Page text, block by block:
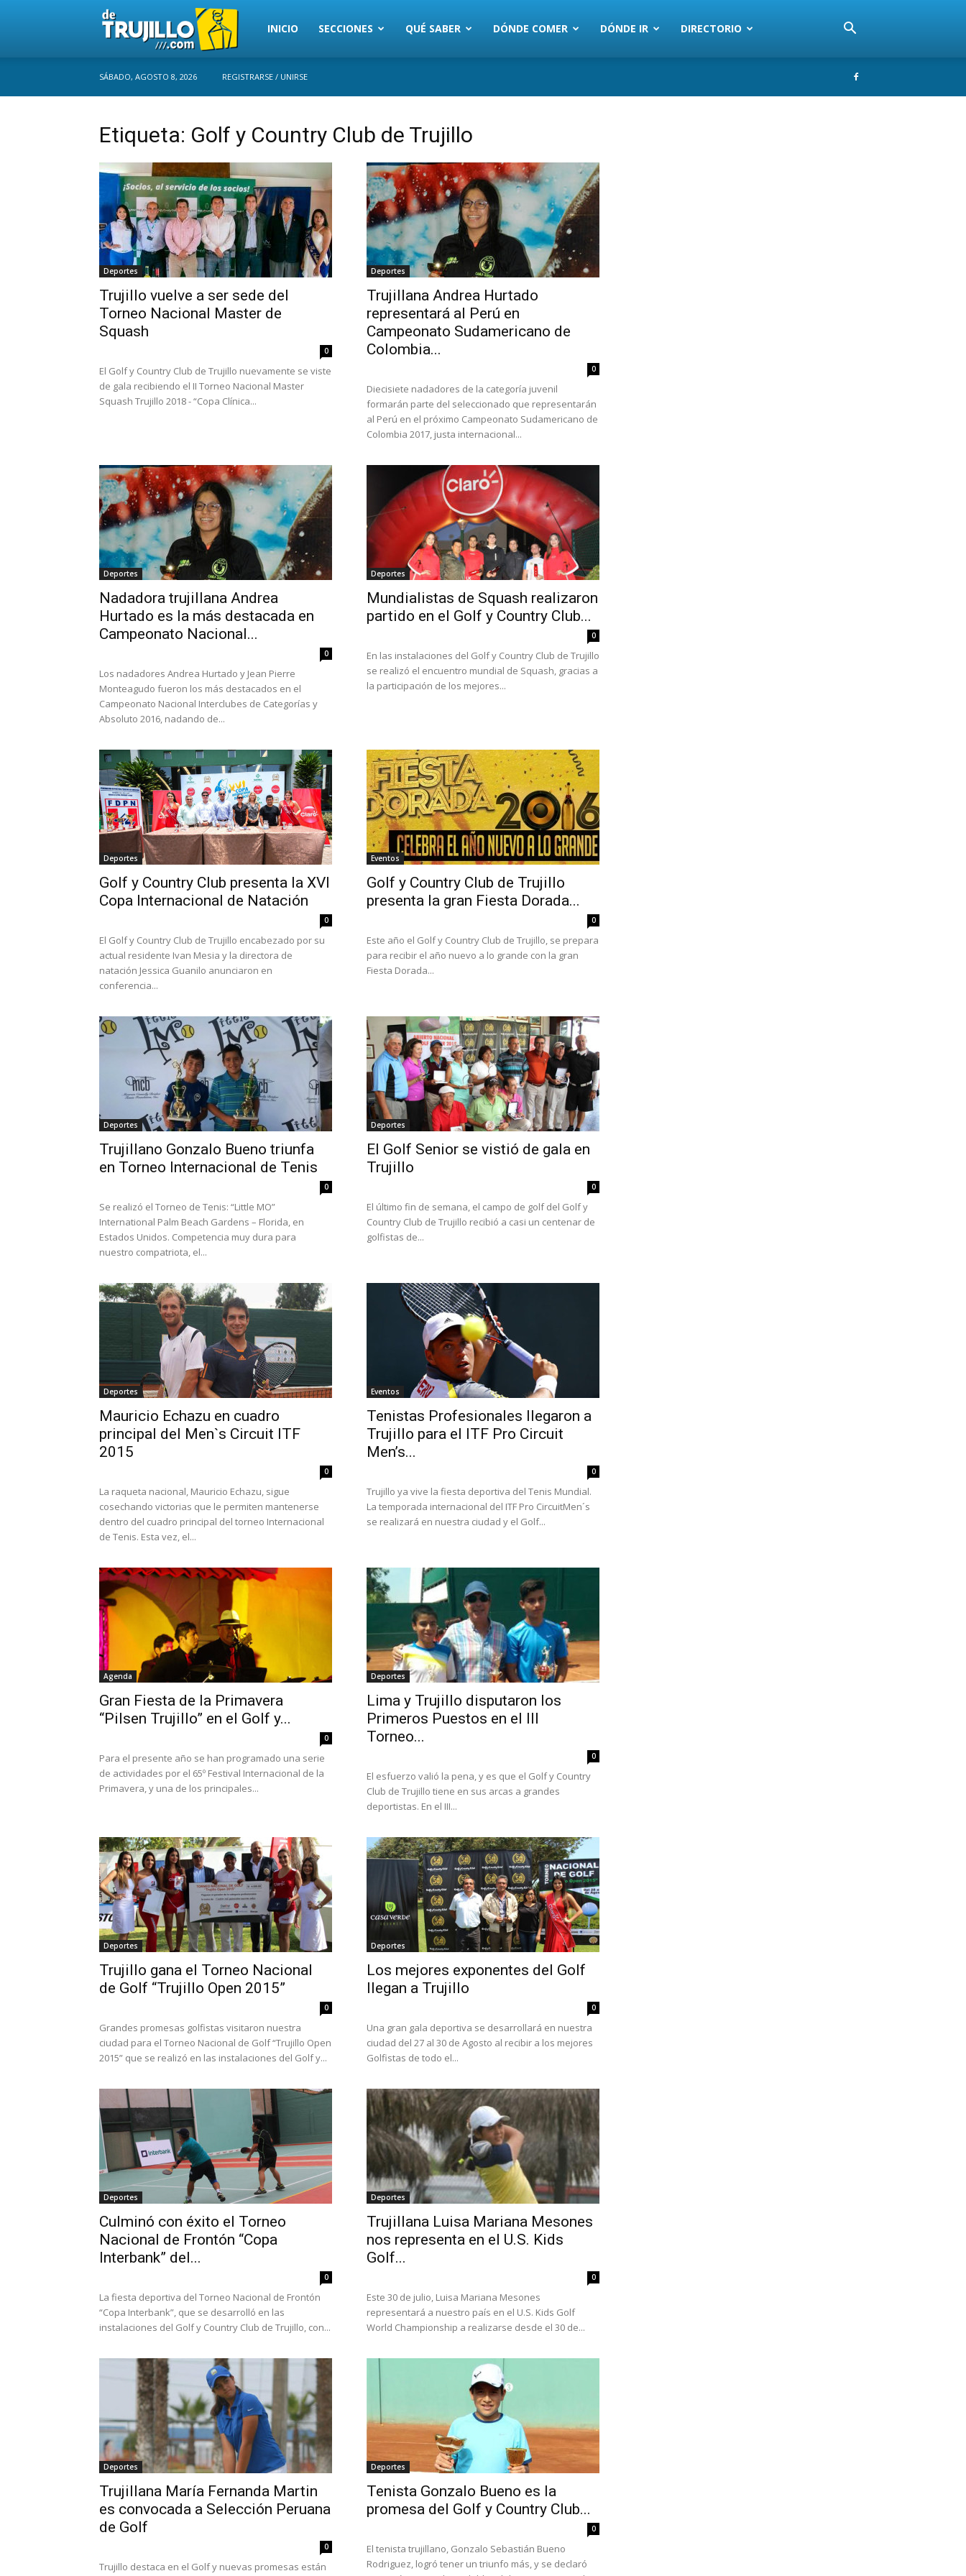
Trujillo
INICIO SECCIONES QUÉ SABER DÓNDE COMER DÓNDE IR DIRECTORIO
SÁBADO, AGOSTO 8, 2026 REGISTRARSE / UNIRSE
Etiqueta: Golf y Country Club de Trujillo
Deportes
Trujillo vuelve a ser sede del
Torneo Nacional Master de
Squash
0
El Golf y Country Club de Trujillo nuevamente se viste
de gala recibiendo el II Torneo Nacional Master
Squash Trujillo 2018 - “Copa Clínica...
Deportes
Trujillana Andrea Hurtado
representará al Perú en
Campeonato Sudamericano de
Colombia...
0
Diecisiete nadadores de la categoría juvenil
formarán parte del seleccionado que representarán
al Perú en el próximo Campeonato Sudamericano de
Colombia 2017, justa internacional...
Deportes
Nadadora trujillana Andrea
Hurtado es la más destacada en
Campeonato Nacional...
0
Los nadadores Andrea Hurtado y Jean Pierre
Monteagudo fueron los más destacados en el
Campeonato Nacional Interclubes de Categorías y
Absoluto 2016, nadando de...
Deportes
Mundialistas de Squash realizaron
partido en el Golf y Country Club...
0
En las instalaciones del Golf y Country Club de Trujillo
se realizó el encuentro mundial de Squash, gracias a
la participación de los mejores...
Deportes
Golf y Country Club presenta la XVI
Copa Internacional de Natación
0
El Golf y Country Club de Trujillo encabezado por su
actual residente Ivan Mesia y la directora de
natación Jessica Guanilo anunciaron en
conferencia...
Eventos
Golf y Country Club de Trujillo
presenta la gran Fiesta Dorada...
0
Este año el Golf y Country Club de Trujillo, se prepara
para recibir el año nuevo a lo grande con la gran
Fiesta Dorada...
Deportes
Trujillano Gonzalo Bueno triunfa
en Torneo Internacional de Tenis
0
Se realizó el Torneo de Tenis: “Little MO”
International Palm Beach Gardens – Florida, en
Estados Unidos. Competencia muy dura para
nuestro compatriota, el...
Deportes
El Golf Senior se vistió de gala en
Trujillo
0
El último fin de semana, el campo de golf del Golf y
Country Club de Trujillo recibió a casi un centenar de
golfistas de...
Deportes
Mauricio Echazu en cuadro
principal del Men`s Circuit ITF
2015
0
La raqueta nacional, Mauricio Echazu, sigue
cosechando victorias que le permiten mantenerse
dentro del cuadro principal del torneo Internacional
de Tenis. Esta vez, el...
Eventos
Tenistas Profesionales llegaron a
Trujillo para el ITF Pro Circuit
Men’s...
0
Trujillo ya vive la fiesta deportiva del Tenis Mundial.
La temporada internacional del ITF Pro CircuitMen´s
se realizará en nuestra ciudad y el Golf...
Agenda
Gran Fiesta de la Primavera
“Pilsen Trujillo” en el Golf y...
0
Para el presente año se han programado una serie
de actividades por el 65º Festival Internacional de la
Primavera, y una de los principales...
Deportes
Lima y Trujillo disputaron los
Primeros Puestos en el III
Torneo...
0
El esfuerzo valió la pena, y es que el Golf y Country
Club de Trujillo tiene en sus arcas a grandes
deportistas. En el III...
Deportes
Trujillo gana el Torneo Nacional
de Golf “Trujillo Open 2015”
0
Grandes promesas golfistas visitaron nuestra
ciudad para el Torneo Nacional de Golf “Trujillo Open
2015” que se realizó en las instalaciones del Golf y...
Deportes
Los mejores exponentes del Golf
llegan a Trujillo
0
Una gran gala deportiva se desarrollará en nuestra
ciudad del 27 al 30 de Agosto al recibir a los mejores
Golfistas de todo el...
Deportes
Culminó con éxito el Torneo
Nacional de Frontón “Copa
Interbank” del...
0
La fiesta deportiva del Torneo Nacional de Frontón
“Copa Interbank”, que se desarrolló en las
instalaciones del Golf y Country Club de Trujillo, con...
Deportes
Trujillana Luisa Mariana Mesones
nos representa en el U.S. Kids
Golf...
0
Este 30 de julio, Luisa Mariana Mesones
representará a nuestro país en el U.S. Kids Golf
World Championship a realizarse desde el 30 de...
Deportes
Trujillana María Fernanda Martin
es convocada a Selección Peruana
de Golf
0
Trujillo destaca en el Golf y nuevas promesas están
Deportes
Tenista Gonzalo Bueno es la
promesa del Golf y Country Club...
0
El tenista trujillano, Gonzalo Sebastián Bueno
Rodriguez, logró tener un triunfo más, y se declaró